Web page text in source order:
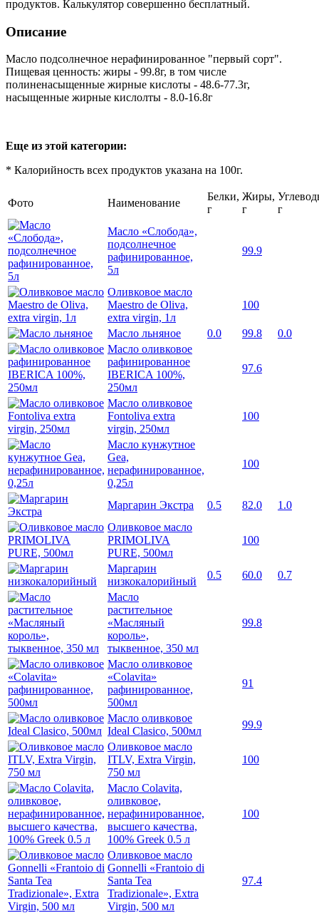
продуктов. Калькулятор совершенно бесплатный.
Описание
Масло подсолнечное нерафинированное "первый сорт".
Пищевая ценность: жиры - 99.8г, в том числе
полиненасыщенные жирные кислоты - 48.6-77.3г,
насыщенные жирные кислолты - 8.0-16.8г
Еще из этой категории:
* Калорийность всех продуктов указана на 100г.
Фото Наименование
Белки,
г
Жиры,
г
г
Масло «Слобода»,
подсолнечное
рафинированное,
5л
99.9
Оливковое масло
Maestro de Oliva,
extra virgin, 1л
100
Масло льняное 0.0 99.8
0.0
Масло оливковое
рафинированное
IBERICA 100%,
250мл
97.6
Масло оливковое
Fontoliva extra
virgin, 250мл
100
Масло кунжутное
Gea,
нерафинированное,
0,25л
100
Маргарин Экстра 0.5 82.0
1.0
Оливковое масло
PRIMOLIVA
PURE, 500мл
100
Маргарин
низкокалорийный
0.5 60.0
0.7
Масло
растительное
«Масляный
король»,
тыквенное, 350 мл
99.8
Масло оливковое
«Colavita»
рафинированное,
500мл
91
Масло оливковое
Ideal Clasico, 500мл
99.9
Оливковое масло
ITLV, Extra Virgin,
750 мл
100
Масло Colavita,
оливковое,
нерафинированное,
высшего качества,
100% Greek 0.5 л
100
Оливковое масло
Gonnelli «Frantoio di
Santa Tea
Tradizionale», Extra
Virgin, 500 мл
97.4